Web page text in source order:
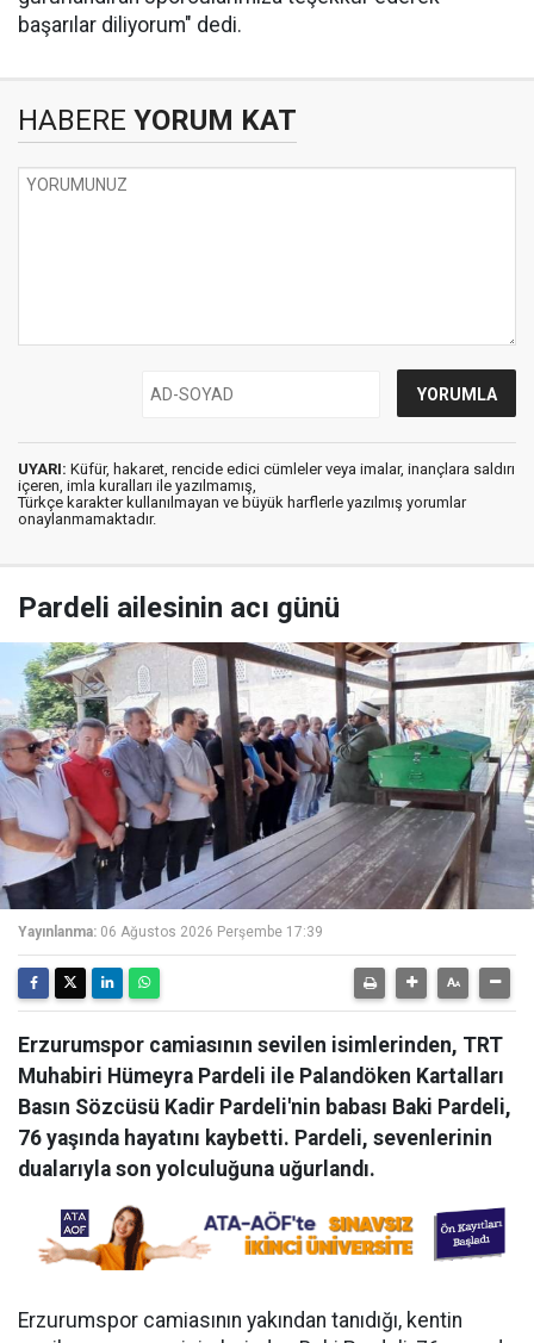
başarılar diliyorum" dedi.
HABERE YORUM KAT
UYARI: Küfür, hakaret, rencide edici cümleler veya imalar, inançlara saldırı
içeren, imla kuralları ile yazılmamış,
Türkçe karakter kullanılmayan ve büyük harflerle yazılmış yorumlar
onaylanmamaktadır.
Pardeli ailesinin acı günü
Yayınlanma: 06 Ağustos 2026 Perşembe 17:39
Erzurumspor camiasının sevilen isimlerinden, TRT
Muhabiri Hümeyra Pardeli ile Palandöken Kartalları
Basın Sözcüsü Kadir Pardeli'nin babası Baki Pardeli,
76 yaşında hayatını kaybetti. Pardeli, sevenlerinin
dualarıyla son yolculuğuna uğurlandı.
Erzurumspor camiasının yakından tanıdığı, kentin